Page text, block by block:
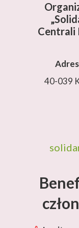
40-039
Centrali